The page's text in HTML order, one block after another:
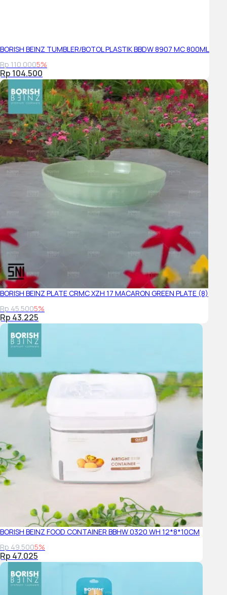
BORISH BEINZ TUMBLER/BOTOL PLASTIK BBDW 8907 MC 800ML
Rp 110.0005%
Rp 104.500
BORISH BEINZ PLATE CRMC XZH 17 MACARON GREEN PLATE (8)
Rp 45.5005%
Rp 43.225
BORISH BEINZ FOOD CONTAINER BBHW 0320 WH 12*8*10CM
Rp 49.5005%
Rp 47.025